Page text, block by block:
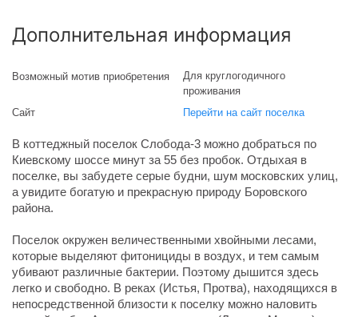
Дополнительная информация
Возможный мотив приобретения
Для круглогодичного
проживания
Сайт
Перейти на сайт поселка
В коттеджный поселок Слобода-3 можно добраться по
Киевскому шоссе минут за 55 без пробок. Отдыхая в
поселке, вы забудете серые будни, шум московских улиц,
а увидите богатую и прекрасную природу Боровского
района.
Поселок окружен величественными хвойными лесами,
которые выделяют фитонициды в воздух, и тем самым
убивают различные бактерии. Поэтому дышится здесь
легко и свободно. В реках (Истья, Протва), находящихся в
непосредственной близости к поселку можно наловить